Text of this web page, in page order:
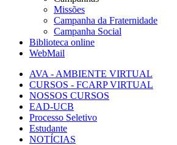
Missões
Campanha da Fraternidade
Campanha Social
Biblioteca online
WebMail
AVA - AMBIENTE VIRTUAL
CURSOS - FCARP VIRTUAL
NOSSOS CURSOS
EAD-UCB
Processo Seletivo
Estudante
NOTÍCIAS